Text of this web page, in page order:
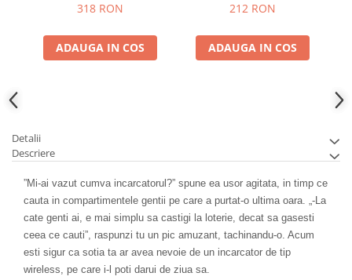
318 RON
ADAUGA IN COS
212 RON
ADAUGA IN COS
Detalii
Descriere
”Mi-ai vazut cumva incarcatorul?” spune ea usor agitata, in timp ce
cauta in compartimentele gentii pe care a purtat-o ultima oara. „-La
cate genti ai, e mai simplu sa castigi la loterie, decat sa gasesti
ceea ce cauti”, raspunzi tu un pic amuzant, tachinandu-o. Acum
esti sigur ca sotia ta ar avea nevoie de un incarcator de tip
wireless, pe care i-l poti darui de ziua sa.